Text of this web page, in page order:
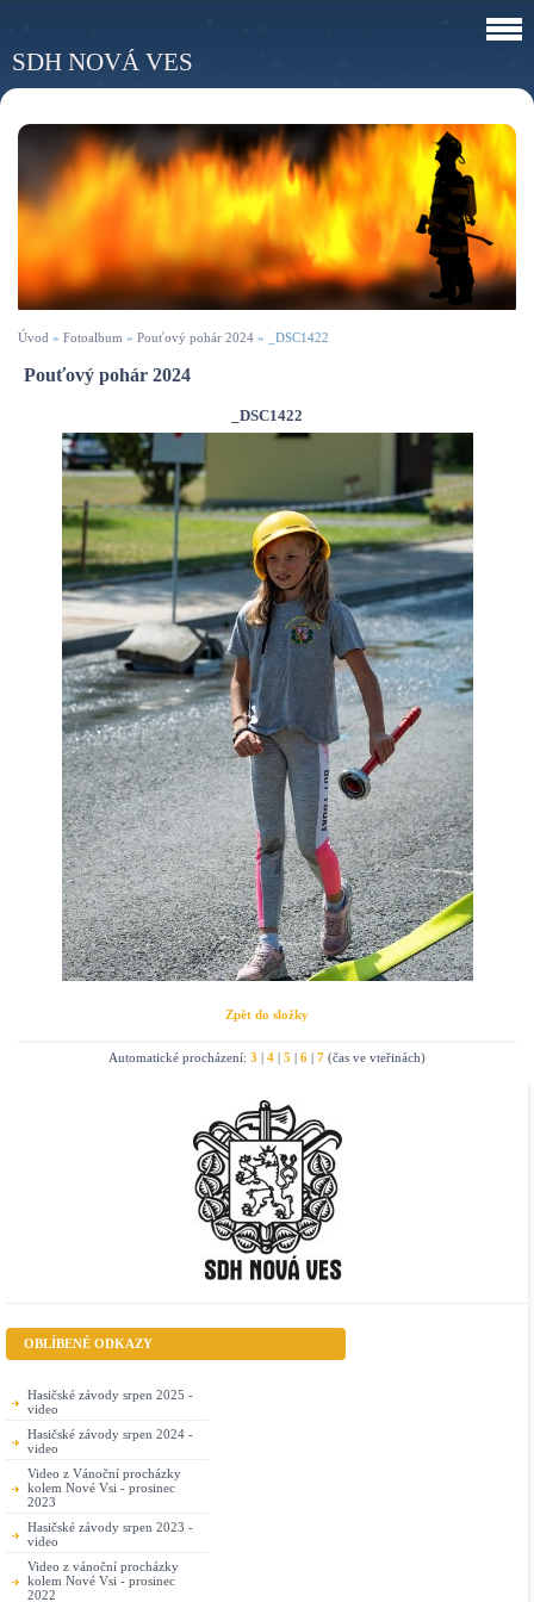
SDH NOVÁ VES
Úvod » Fotoalbum » Pouťový pohár 2024 » _DSC1422
Pouťový pohár 2024
_DSC1422
Zpět do složky
Automatické procházení: 3 | 4 | 5 | 6 | 7 (čas ve vteřinách)
OBLÍBENÉ ODKAZY
Hasičské závody srpen 2025 -
video
Hasičské závody srpen 2024 -
video
Video z Vánoční procházky
kolem Nové Vsi - prosinec
2023
Hasičské závody srpen 2023 -
video
Video z vánoční procházky
kolem Nové Vsi - prosinec
2022